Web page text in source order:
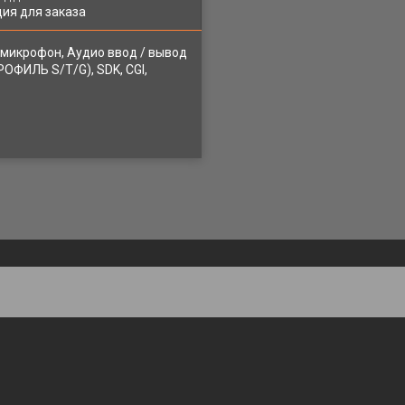
для заказа
микрофон, Аудио ввод / вывод
S/T/G), SDK, CGI,